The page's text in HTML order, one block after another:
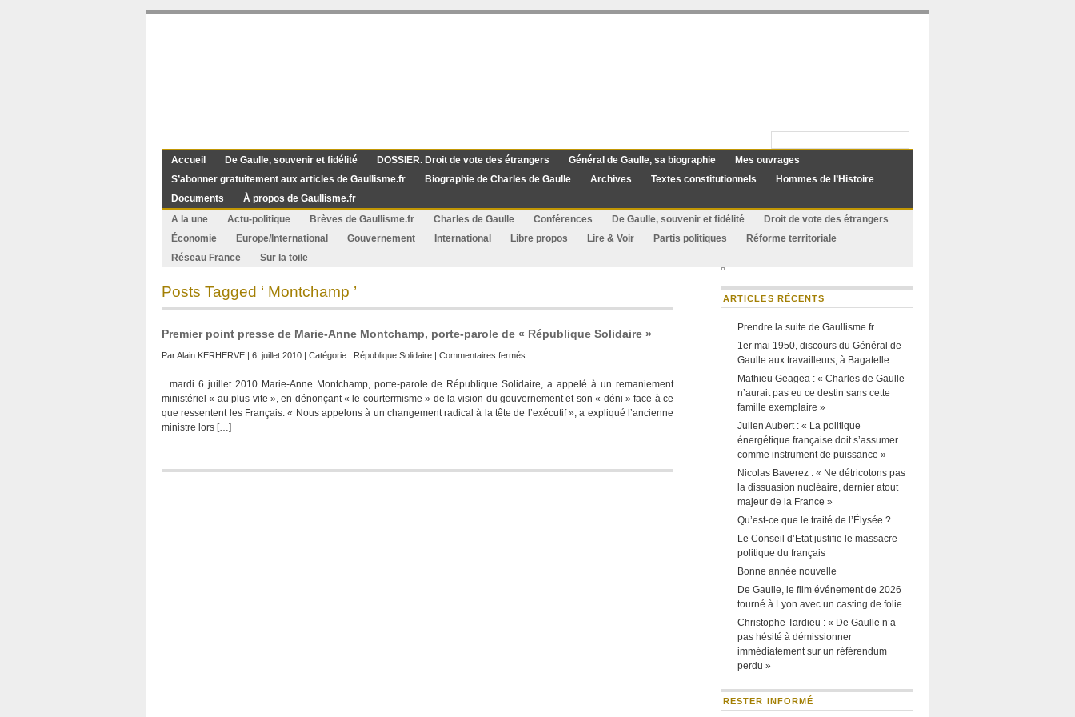
Accueil De Gaulle, souvenir et fidélité DOSSIER. Droit de vote des étrangers Général de Gaulle, sa biographie
Mes ouvrages
S’abonner gratuitement aux articles de Gaullisme.fr
Biographie de Charles de Gaulle Archives Textes constitutionnels
Hommes de l’Histoire
Documents
À propos de Gaullisme.fr
A la une
Actu-politique Brèves de Gaullisme.fr Charles de Gaulle Conférences De Gaulle, souvenir et fidélité
Droit de vote des étrangers
Économie
Europe/International Gouvernement International Libre propos Lire & Voir Partis politiques
Réforme territoriale
Réseau France
Sur la toile
Posts Tagged ‘ Montchamp ’
Premier point presse de Marie-Anne Montchamp, porte-parole de « République Solidaire »
ParAlain KERHERVE | 6. juillet 2010 | Catégorie : République Solidaire | Commentaires fermés
point
presse
de
porte-
mardi 6 juillet 2010 Marie-Anne Montchamp, porte-parole de République Solidaire, a appelé à un remaniement
ministériel « au plus vite », en dénonçant « le courtermisme » de la vision du gouvernement et son « déni » face à ce
que ressentent les Français. « Nous appelons à un changement radical à la tête de l’exécutif », a expliqué l’ancienne
ministre lors […]
ARTICLES RÉCENTS
Prendre la suite de Gaullisme.fr
1er mai 1950, discours du Général de
Gaulle aux travailleurs, à Bagatelle
Mathieu Geagea : « Charles de Gaulle
n’aurait pas eu ce destin sans cette
famille exemplaire »
Julien Aubert : « La politique
énergétique française doit s’assumer
comme instrument de puissance »
Nicolas Baverez : « Ne détricotons pas
la dissuasion nucléaire, dernier atout
majeur de la France »
Qu’est-ce que le traité de l’Élysée ?
Le Conseil d’Etat justifie le massacre
politique du français
Bonne année nouvelle
De Gaulle, le film événement de 2026
tourné à Lyon avec un casting de folie
Christophe Tardieu : « De Gaulle n’a
pas hésité à démissionner
immédiatement sur un référendum
perdu »
RESTER INFORMÉ